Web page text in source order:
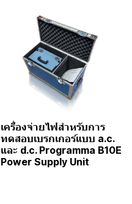
เครื่องจ่ายไฟสำหรับการ
ทดสอบเบรกเกอร์แบบ a.c.
และ d.c. Programma B10E
Power Supply Unit